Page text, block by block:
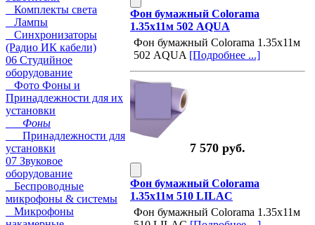
Комплекты света
Лампы
Синхронизаторы
(Радио ИК кабели)
06 Студийное
оборудование
Фото Фоны и
Принадлежности для их
установки
Фоны
Принадлежности для
установки
07 Звуковое
оборудование
Беспроводные
микрофоны & системы
Микрофоны
Фон бумажный Colorama
1.35х11м 502 AQUA
Фон бумажный Colorama 1.35х11м
502 AQUA [Подробнее ...]
7 570 руб.
Фон бумажный Colorama
1.35х11м 510 LILAC
Фон бумажный Colorama 1.35х11м